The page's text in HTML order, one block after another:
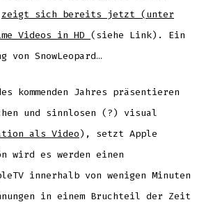
zeigt sich bereits jetzt (unter
Videos in HD (siehe Link). Ein
SnowLeopard…
kommenden Jahres präsentieren
und sinnlosen (?) visual
als Video), setzt Apple
wird es werden einen
innerhalb von wenigen Minuten
in einem Bruchteil der Zeit